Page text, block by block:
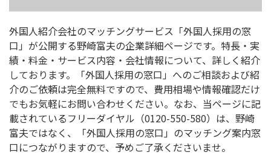
外国人紹介会社のマッチングサービス「外国人採用の窓
口」が公開する野崎富夫の企業詳細ページです。特長・実
績・料金・サービス内容・会社情報について、詳しく紹介
しております。「外国人採用の窓口」へのご相談および紹
介のご依頼は完全無料ですので、費用相場や情報確認だけ
でもお気軽にお問い合わせください。なお、当ページに記
載されているフリーダイヤル（0120-550-580）は、野崎
富夫ではなく、「外国人採用の窓口」のマッチング案内窓
口につながりますので、予めご了承くださいませ。